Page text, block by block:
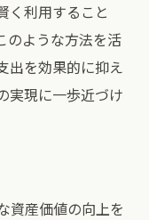
く利用すること
のような方法を活
出を効果的に抑え
実現に一歩近づけ
資産価値の向上を